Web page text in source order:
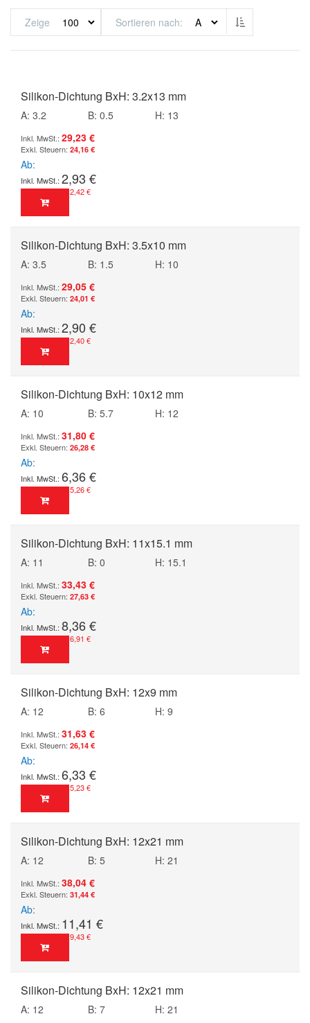
Zeige Sortieren nach Absteigend
Silikon-Dichtung BxH: 3.2x13 mm
A: 3.2 B: 0.5
H: 13
29,23 €
24,16 €
Ab
2,93 €
2,42 €
Silikon-Dichtung BxH: 3.5x10 mm
A: 3.5 B: 1.5
H: 10
29,05 €
24,01 €
Ab
2,90 €
2,40 €
Silikon-Dichtung BxH: 10x12 mm
A: 10 B: 5.7
H: 12
31,80 €
26,28 €
Ab
6,36 €
5,26 €
Silikon-Dichtung BxH: 11x15.1 mm
A: 11 B: 0
H: 15.1
33,43 €
27,63 €
Ab
8,36 €
6,91 €
Silikon-Dichtung BxH: 12x9 mm
A: 12 B: 6
H: 9
31,63 €
26,14 €
Ab
6,33 €
5,23 €
Silikon-Dichtung BxH: 12x21 mm
A: 12 B: 5
H: 21
38,04 €
31,44 €
Ab
11,41 €
9,43 €
Silikon-Dichtung BxH: 12x21 mm
A: 12 B: 7
H: 21